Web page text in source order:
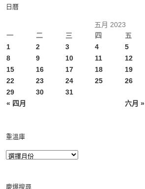
日曆
五月 2023
一
二 三 四 五
« 四月 六月 »
1 2 3 4 5
8
9 10 11 12
15
16 17 18 19
22
23 24 25 26
29
30 31
重溫庫
慶爆搜尋